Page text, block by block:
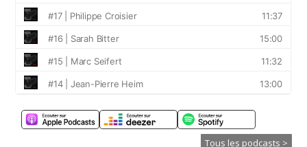
Tous les podcasts >